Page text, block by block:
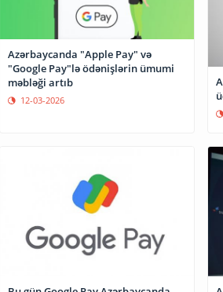
Azərbaycanda "Apple Pay" və
"Google Pay"lə ödənişlərin ümumi
məbləği artıb
12-03-2026